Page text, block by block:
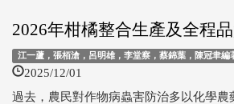
2026年柑橘整合生產及全程
江一蘆，張栢滄，呂明雄，李堂察，蔡錦葉，陳冠聿編
2025/12/01
過去，農民對作物病蟲害防治多以化學農